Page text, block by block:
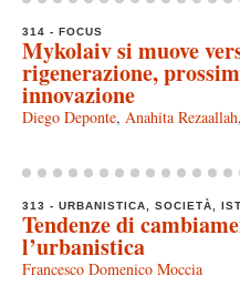
314 - FOCUS
Mykolaiv si muove
rigenerazione,
innovazione
Diego Deponte, Anahita Rezaallah,
313 - URBANISTICA, SOCIETÀ,
Tendenze di
l’urbanistica
Francesco Domenico Moccia